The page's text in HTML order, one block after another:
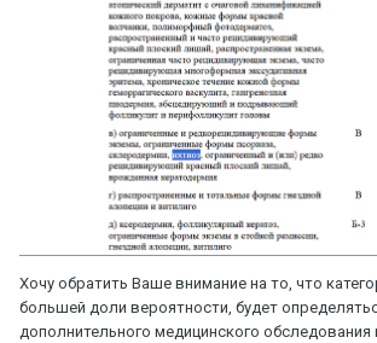
Хочу обратить Ваше внимание на то, что
большей доли вероятности, будет
дополнительного медицинского